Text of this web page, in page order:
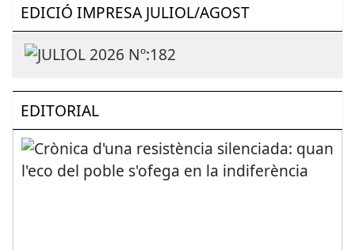
EDICIÓ IMPRESA JULIOL/AGOST
EDITORIAL